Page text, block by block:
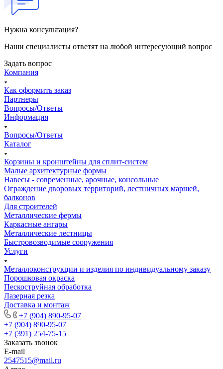
Нужна консультация?
Наши специалисты ответят на любой интересующий вопрос
Задать вопрос
Компания
Как оформить заказ
Партнеры
Вопросы/Ответы
Информация
Вопросы/Ответы
Каталог
Корзины и кронштейны для сплит-систем
Малые архитектурные формы
Навесы - современные, арочные, консольные
Ограждение дворовых территорий, лестничных маршей,
балконов
Для строителей
Металлические фермы
Каркасные ангары
Металлические лестницы
Быстровозводимые сооружения
Услуги
Металлоконструкции и изделия по индивидуальному заказу
Порошковая окраска
Пескоструйная обработка
Лазерная резка
Доставка и монтаж
+7 (904) 890-95-07
+7 (904) 890-95-07
+7 (391) 254-75-15
Заказать звонок
E-mail
2547515@mail.ru